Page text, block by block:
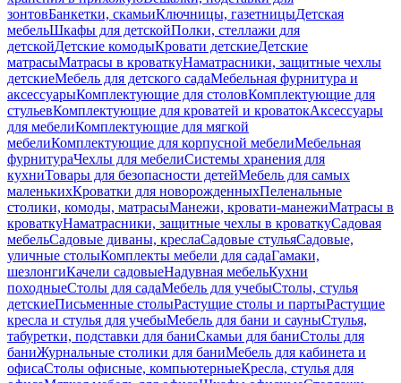
зонтовБанкетки, скамьиКлючницы, газетницыДетская
мебельШкафы для детскойПолки, стеллажи для
детскойДетские комодыКровати детскиеДетские
матрасыМатрасы в кроваткуНаматрасники, защитные чехлы
детскиеМебель для детского садаМебельная фурнитура и
аксессуарыКомплектующие для столовКомплектующие для
стульевКомплектующие для кроватей и кроватокАксессуары
для мебелиКомплектующие для мягкой
мебелиКомплектующие для корпусной мебелиМебельная
фурнитураЧехлы для мебелиСистемы хранения для
кухниТовары для безопасности детейМебель для самых
маленькихКроватки для новорожденныхПеленальные
столики, комоды, матрасыМанежи, кровати-манежиМатрасы в
кроваткуНаматрасники, защитные чехлы в кроваткуСадовая
мебельСадовые диваны, креслаСадовые стульяСадовые,
уличные столыКомплекты мебели для садаГамаки,
шезлонгиКачели садовыеНадувная мебельКухни
походныеСтолы для садаМебель для учебыСтолы, стулья
детскиеПисьменные столыРастущие столы и партыРастущие
кресла и стулья для учебыМебель для бани и сауныСтулья,
табуретки, подставки для баниСкамьи для баниСтолы для
баниЖурнальные столики для баниМебель для кабинета и
офисаСтолы офисные, компьютерныеКресла, стулья для